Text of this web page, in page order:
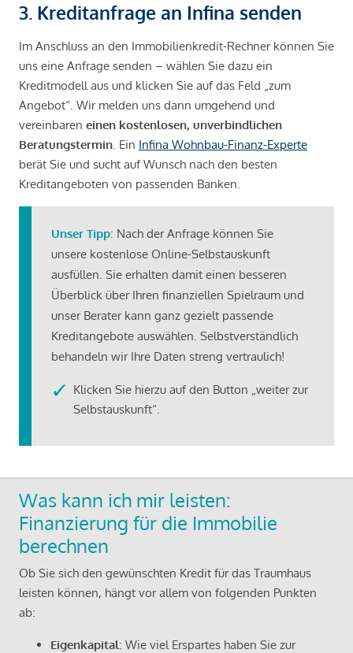
3. Kreditanfrage an Infina senden
Im Anschluss an den Immobilienkredit-Rechner können Sie
uns eine Anfrage senden – wählen Sie dazu ein
Kreditmodell aus und klicken Sie auf das Feld „zum
Angebot“. Wir melden uns dann umgehend und
vereinbaren einen kostenlosen, unverbindlichen
Beratungstermin . Ein Infina Wohnbau-Finanz-Experte
berät Sie und sucht auf Wunsch nach den besten
Kreditangeboten von passenden Banken.
Unser Tipp: Nach der Anfrage können Sie
unsere kostenlose Online-Selbstauskunft
ausfüllen. Sie erhalten damit einen besseren
Überblick über Ihren finanziellen Spielraum und
unser Berater kann ganz gezielt passende
Kreditangebote auswählen. Selbstverständlich
behandeln wir Ihre Daten streng vertraulich!
Klicken Sie hierzu auf den Button „weiter zur
Selbstauskunft“.
Was kann ich mir leisten:
Finanzierung für die Immobilie
berechnen
Ob Sie sich den gewünschten Kredit für das Traumhaus
leisten können, hängt vor allem von folgenden Punkten
ab:
Eigenkapital: Wie viel Erspartes haben Sie zur